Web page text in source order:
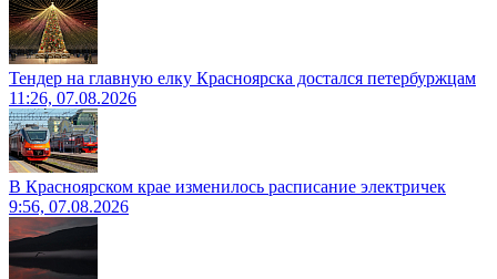
Тендер на главную елку Красноярска достался петербуржцам
11:26, 07.08.2026
В Красноярском крае изменилось расписание электричек
9:56, 07.08.2026